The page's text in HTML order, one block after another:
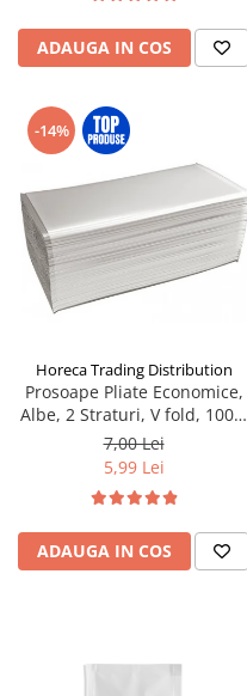
ADAUGA IN COS
-14%
Horeca Trading Distribution
Prosoape Pliate Economice,
Albe, 2 Straturi, V fold, 100%
Celuloza, 150buc/pac
7,00 Lei
5,99 Lei
ADAUGA IN COS